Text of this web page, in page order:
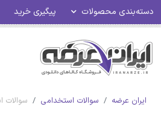
دسته‌بندی محصولات پیگیری خرید
ایران عرضه سوالات استخدامی سوالات